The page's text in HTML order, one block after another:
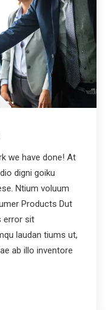
we have done! At
digni goiku
Ntium voluum
Products Dut
error sit
laudan tiums ut,
ab illo inventore